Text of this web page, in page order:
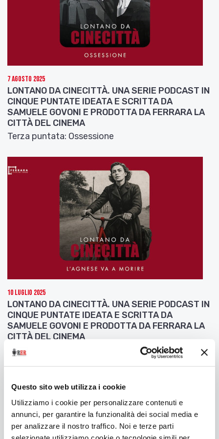
Questo sito web utilizza i cookie
Utilizziamo i cookie per personalizzare contenuti e
annunci, per garantire la funzionalità dei social media e
per analizzare il nostro traffico. Noi e terze parti
ha raccontato la genesi di questo suo lavoro.
Intervista Adolfo Conti
7 Agosto 2025
LONTANO DA CINECITTÀ. UNA SERIE PODCAST IN
CINQUE PUNTATE IDEATA E SCRITTA DA
SAMUELE GOVONI E PRODOTTA DA FERRARA LA
CITTÀ DEL CINEMA
Terza puntata: Ossessione
10 Luglio 2025
LONTANO DA CINECITTÀ. UNA SERIE PODCAST IN
CINQUE PUNTATE IDEATA E SCRITTA DA
SAMUELE GOVONI E PRODOTTA DA FERRARA LA
CITTÀ DEL CINEMA
Seconda puntata: L'Agnese va a morire